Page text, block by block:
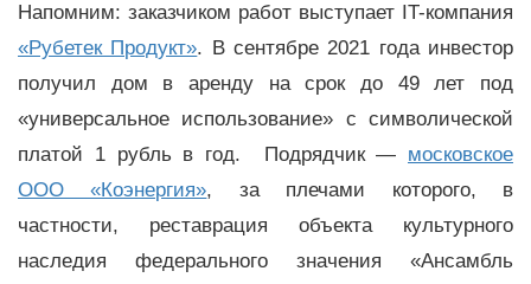
Напомним: заказчиком работ выступает IT-компания
«Рубетек Продукт». В сентябре 2021 года инвестор
получил дом в аренду на срок до 49 лет под
«универсальное использование» с символической
платой 1 рубль в год. Подрядчик — московское
ООО «Коэнергия», за плечами которого, в
частности, реставрация объекта культурного
наследия федерального значения «Ансамбль